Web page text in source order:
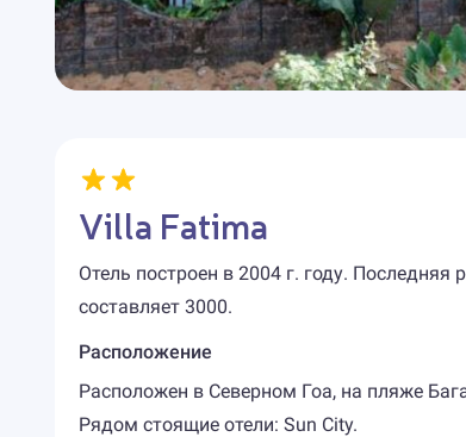
Villa Fatima
Отель построен в 2004 г. году. Последняя
составляет 3000.
Расположение
Расположен в Северном Гоа, на пляже
Рядом стоящие отели: Sun City.